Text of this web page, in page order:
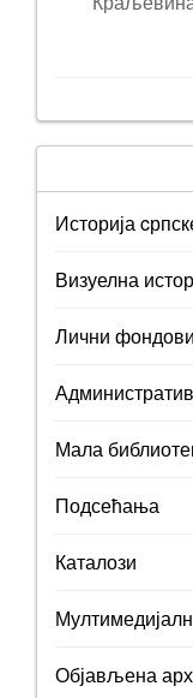
Историја
Визуелна
Лични фондови
Мала
Подсећања
Каталози
Објављена